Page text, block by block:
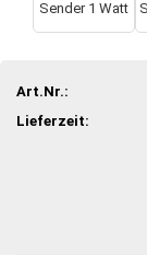
Art.Nr.:
Lieferzeit: